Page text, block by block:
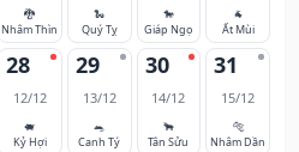
🐉
Nhâm Thìn
🐍
Quý Tỵ
🐎
Giáp Ngọ
🐐
Ất Mùi
28
12/12
🐖
Kỷ Hợi
29
13/12
🐀
Canh Tý
30
14/12
🐂
Tân Sửu
31
15/12
🐅
Nhâm Dần